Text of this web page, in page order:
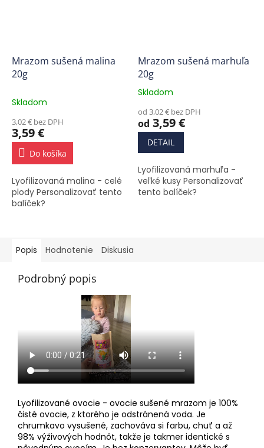
Mrazom sušená malina
20g
Skladom
3,02 € bez DPH
3,59 €
Do košíka
Lyofilizovaná malina - celé
plody Personalizovať tento
balíček?
Mrazom sušená marhuľa
20g
Priemerné
produktu
je
5,0
hviezdičiek.
Skladom
od 3,02 € bez DPH
od 3,59 €
DETAIL
Lyofilizovaná marhuľa -
veľké kusy Personalizovať
tento balíček?
Popis Hodnotenie Diskusia
Podrobný popis
Lyofilizované ovocie - ovocie sušené mrazom je 100%
čisté ovocie, z ktorého je odstránená voda. Je
chrumkavo vysušené, zachováva si farbu, chuť a až
98% výživových hodnôt, takže je takmer identické s